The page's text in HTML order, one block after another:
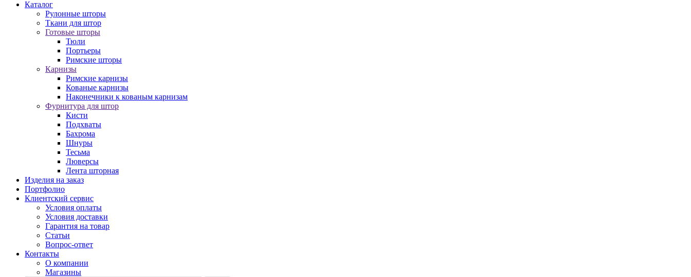
Каталог
Рулонные шторы
Ткани для штор
Готовые шторы
Тюли
Портьеры
Римские шторы
Карнизы
Римские карнизы
Кованые карнизы
Наконечники к кованым карнизам
Фурнитура для штор
Кисти
Подхваты
Бахрома
Шнуры
Тесьма
Люверсы
Лента шторная
Изделия на заказ
Портфолио
Клиентский сервис
Условия оплаты
Условия доставки
Гарантия на товар
Статьи
Вопрос-ответ
Контакты
О компании
Магазины